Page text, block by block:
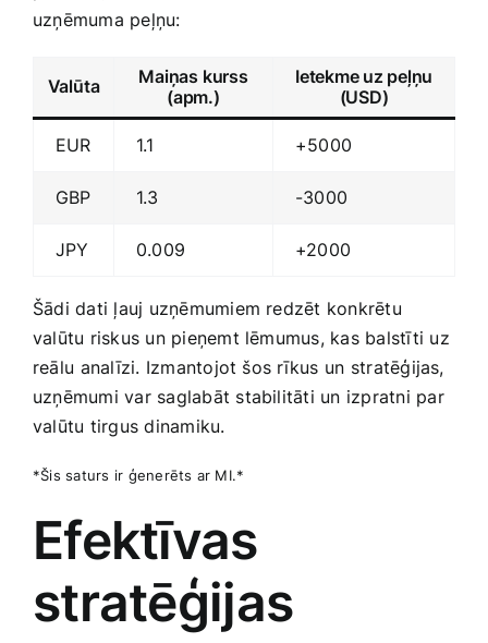
uzņēmuma peļņu:
Valūta
Maiņas kurss
(apm.)
Ietekme uz ⁢peļņu⁣
(USD)
EUR 1.1 +5000
GBP 1.3 -3000
JPY 0.009 +2000
Šādi dati ​ļauj uzņēmumiem redzēt‍ konkrētu
valūtu riskus un pieņemt lēmumus,‍ kas balstīti uz
reālu⁣ analīzi. Izmantojot šos‍ rīkus un⁣ stratēģijas,
uzņēmumi var saglabāt stabilitāti un izpratni par
valūtu tirgus​ dinamiku.
*Šis saturs ir ģenerēts​ ar MI.*
Efektīvas
stratēģijas